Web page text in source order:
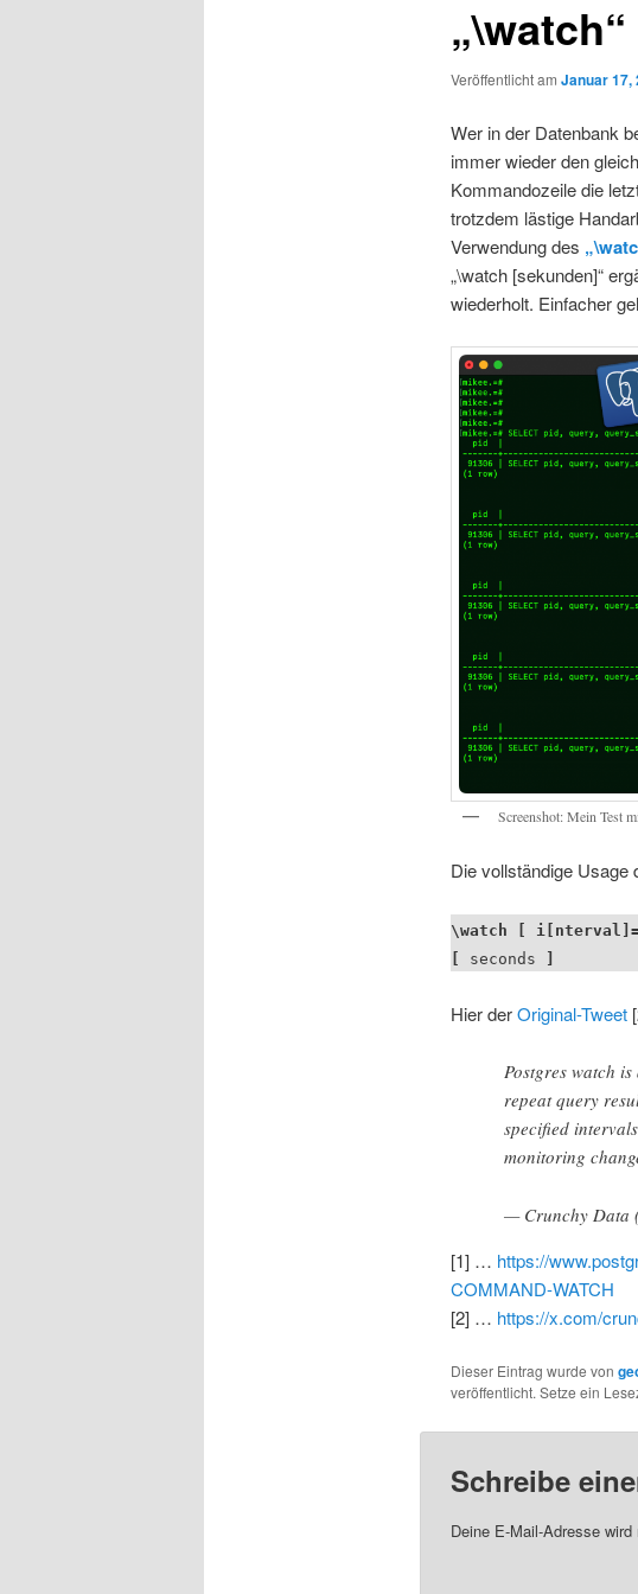
„\watch“
Veröffentlicht am Januar 17,
Wer in der Datenbank
immer wieder den
Kommandozeile die
trotzdem lästige
Verwendung des
„\watch [sekunden]“
wiederholt. Einfacher
Screenshot: Mein Test
Die vollständige Usage
\watch [
[ seconds ]
Hier derOriginal-Tweet
Postgres watch
repeat query
specified
monitoring
— Crunchy Data
[1] … https://
COMMAND-WATCH
[2] … https://x.com/
Dieser Eintrag wurde von
veröffentlicht. Setze ein
Schreibe
Deine E-Mail-Adresse